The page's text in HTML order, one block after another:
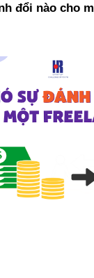
đổi nào cho